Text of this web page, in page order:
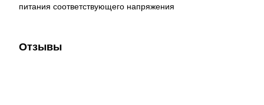
питания соответствующего напряжения
Отзывы